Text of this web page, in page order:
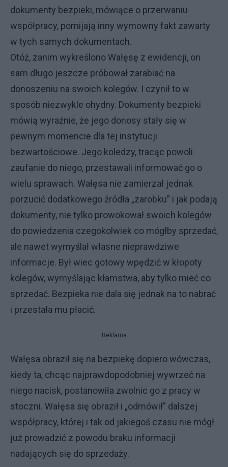
dokumenty bezpieki, mówiące o przerwaniu
współpracy, pomijają inny wymowny fakt zawarty
w tych samych dokumentach.
Otóż, zanim wykreślono Wałęsę z ewidencji, on
sam długo jeszcze próbował zarabiać na
donoszeniu na swoich kolegów. I czynił to w
sposób niezwykle ohydny. Dokumenty bezpieki
mówią wyraźnie, że jego donosy stały się w
pewnym momencie dla tej instytucji
bezwartościowe. Jego koledzy, tracąc powoli
zaufanie do niego, przestawali informować go o
wielu sprawach. Wałęsa nie zamierzał jednak
porzucić dodatkowego źródła „zarobku” i jak podają
dokumenty, nie tylko prowokował swoich kolegów
do powiedzenia czegokolwiek co mógłby sprzedać,
ale nawet wymyślał własne nieprawdziwe
informacje. Był wiec gotowy wpędzić w kłopoty
kolegów, wymyślając kłamstwa, aby tylko mieć co
sprzedać. Bezpieka nie dala się jednak na to nabrać
i przestała mu płacić.
Reklama
Wałęsa obraził się na bezpiekę dopiero wówczas,
kiedy ta, chcąc najprawdopodobniej wywrzeć na
niego nacisk, postanowiła zwolnic go z pracy w
stoczni. Wałęsa się obraził i „odmówił” dalszej
współpracy, której i tak od jakiegoś czasu nie mógł
już prowadzić z powodu braku informacji
nadających się do sprzedaży.